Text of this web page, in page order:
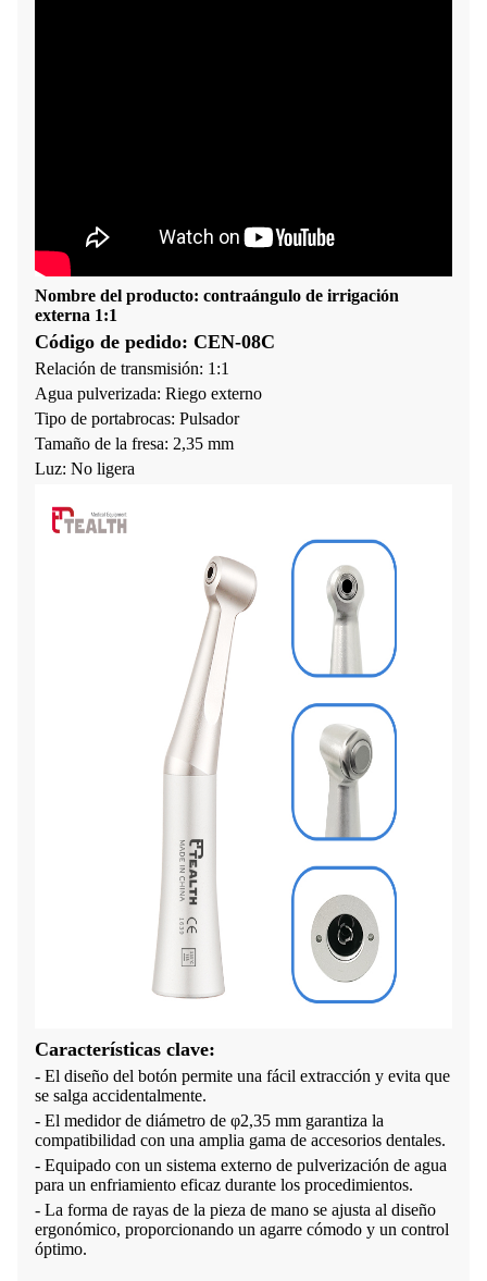
Nombre del producto: contraángulo de irrigación
externa 1:1
Código de pedido: CEN-08C
Relación de transmisión: 1:1
Agua pulverizada: Riego externo
Tipo de portabrocas: Pulsador
Tamaño de la fresa: 2,35 mm
Luz: No ligera
Características clave:
- El diseño del botón permite una fácil extracción y evita que
se salga accidentalmente.
- El medidor de diámetro de φ2,35 mm garantiza la
compatibilidad con una amplia gama de accesorios dentales.
- Equipado con un sistema externo de pulverización de agua
para un enfriamiento eficaz durante los procedimientos.
- La forma de rayas de la pieza de mano se ajusta al diseño
ergonómico, proporcionando un agarre cómodo y un control
óptimo.